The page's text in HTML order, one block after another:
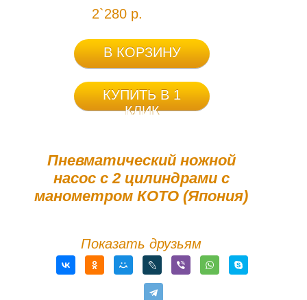
Пневматический ножной
насос с 2 цилиндрами с
манометром КОТО (Япония)
2`280 р.
В КОРЗИНУ
КУПИТЬ В 1
КЛИК
Показать друзьям